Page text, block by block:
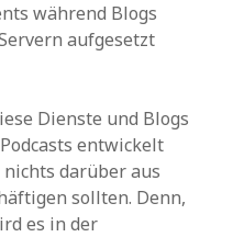
während Blogs
aufgesetzt
Dienste und Blogs
entwickelt
darüber aus
sollten. Denn,
es in der